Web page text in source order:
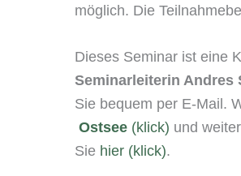
möglich. Die
Dieses Seminar ist eine
Seminarleiterin Andres
Sie bequem per E-Mail.
Ostsee (klick) und
Sie hier (klick).